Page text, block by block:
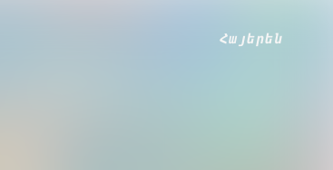
Հայերեն